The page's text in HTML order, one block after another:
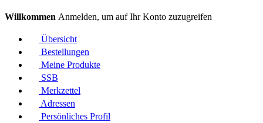
Willkommen Anmelden, um auf Ihr Konto zuzugreifen
Übersicht
Bestellungen
Meine Produkte
SSB
Merkzettel
Adressen
Persönliches Profil